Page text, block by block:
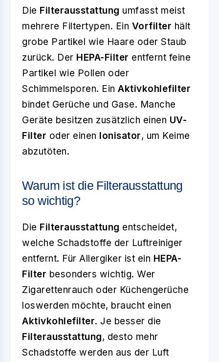
Die Filterausstattung umfasst meist
mehrere Filtertypen. Ein Vorfilter hält
grobe Partikel wie Haare oder Staub
zurück. Der HEPA-Filter entfernt feine
Partikel wie Pollen oder
Schimmelsporen. Ein Aktivkohlefilter
bindet Gerüche und Gase. Manche
Geräte besitzen zusätzlich einen UV-
Filter oder einen Ionisator, um Keime
abzutöten.
Warum ist die Filterausstattung
so wichtig?
Die Filterausstattung entscheidet,
welche Schadstoffe der Luftreiniger
entfernt. Für Allergiker ist ein HEPA-
Filter besonders wichtig. Wer
Zigarettenrauch oder Küchengerüche
loswerden möchte, braucht einen
Aktivkohlefilter. Je besser die
Filterausstattung, desto mehr
Schadstoffe werden aus der Luft